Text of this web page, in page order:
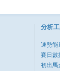
分析
速勢能
賽日數
初出馬